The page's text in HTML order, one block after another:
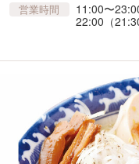
営業時間
11:00〜
22:00（